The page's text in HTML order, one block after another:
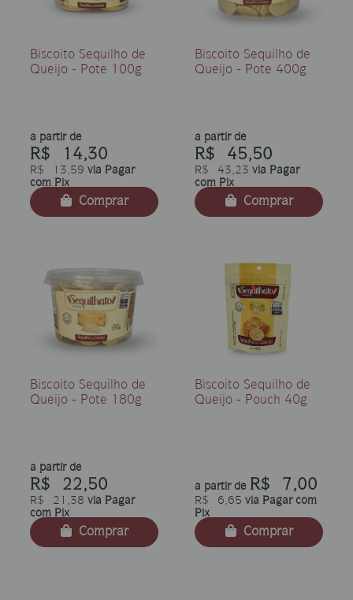
Biscoito Sequilho de
Queijo - Pote 100g
a partir de
R$ 14,30
R$ 13,59 via Pagar
com Pix
Comprar
Biscoito Sequilho de
Queijo - Pote 400g
a partir de
R$ 45,50
R$ 43,23 via Pagar
com Pix
Comprar
Biscoito Sequilho de
Queijo - Pote 180g
a partir de
R$ 22,50
R$ 21,38 via Pagar
com Pix
Comprar
Biscoito Sequilho de
Queijo - Pouch 40g
a partir de R$ 7,00
R$ 6,65 via Pagar com
Pix
Comprar